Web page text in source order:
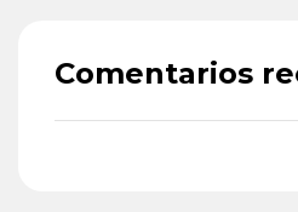
Comentarios